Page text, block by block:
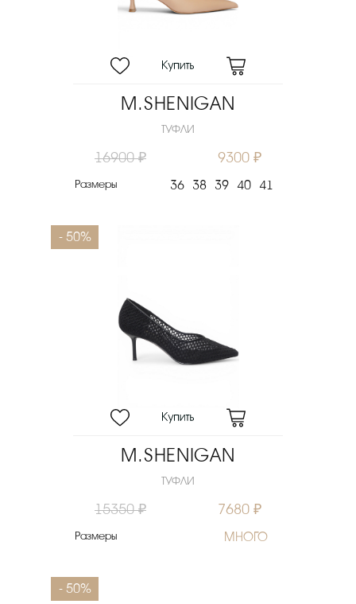
M.SHENIGAN
ТУФЛИ
16900 ₽ 9300 ₽
Размеры 36 38 39 40 41
- 50%
M.SHENIGAN
ТУФЛИ
15350 ₽ 7680 ₽
Размеры МНОГО
- 50%